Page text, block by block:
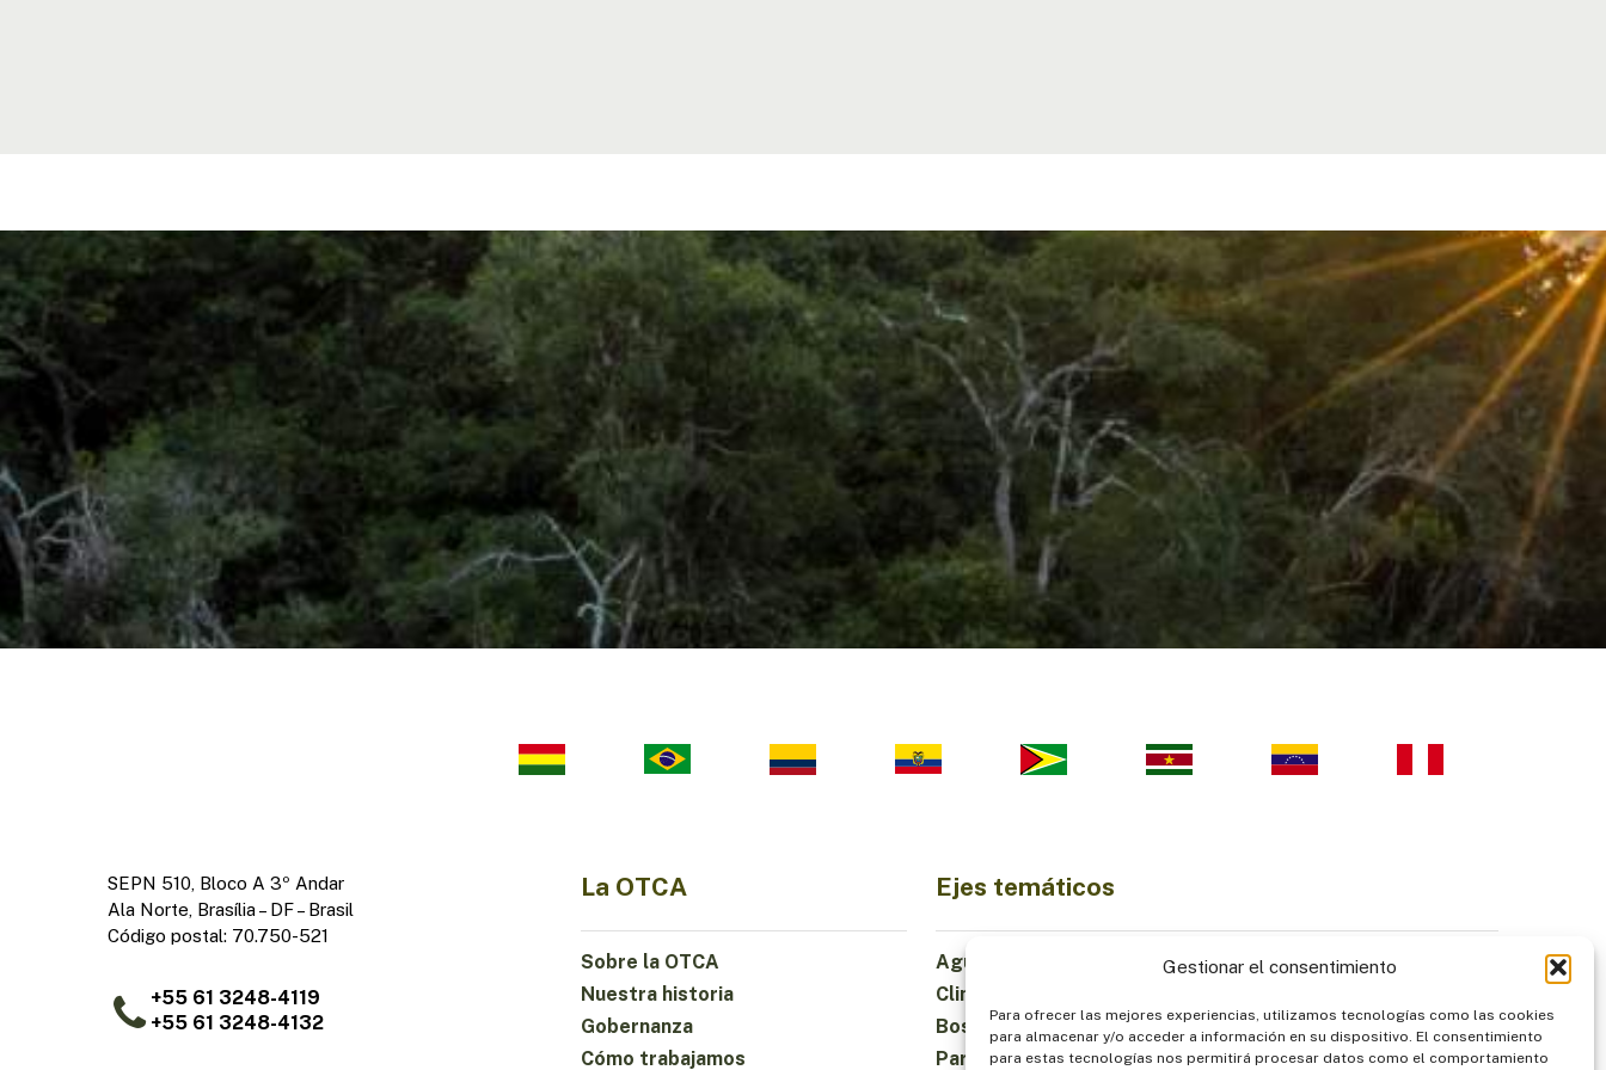
Gestionar el consentimiento
Para ofrecer las mejores experiencias, utilizamos tecnologías como las cookies
para almacenar y/o acceder a información en su dispositivo. El consentimiento
para estas tecnologías nos permitirá procesar datos como el comportamiento
SEPN 510, Bloco A 3º Andar
Ala Norte, Brasília – DF – Brasil
Código postal: 70.750-521
+55 61 3248-4119
+55 61 3248-4132
La OTCA
Sobre la OTCA
Nuestra historia
Gobernanza
Cómo trabajamos
Ejes temáticos
Agua
Ciencia e Innovación
Clima
Bosques y Biodiversidad
Institucionalidad
Participación
Pueblos Indígenas